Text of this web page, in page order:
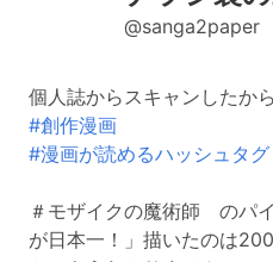
@sanga2paper
個人誌からスキャンしたか
#創作漫画
#漫画が読めるハッシュタグ
＃モザイクの魔術師 のパ
が日本一！」描いたのは